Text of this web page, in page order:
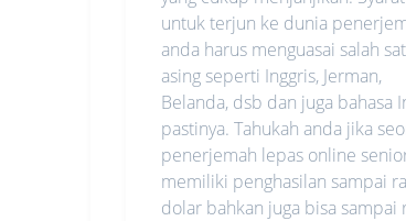
untuk terjun ke dunia
anda harus menguasai salah
asing seperti Inggris, Jerman,
Belanda, dsb dan juga bahasa
pastinya. Tahukah anda jika
penerjemah lepas online
memiliki penghasilan sampai
dolar bahkan juga bisa sampai